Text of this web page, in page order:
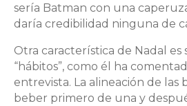
sería Batman con una
daría credibilidad ninguna de
Otra característica de Nadal es
“hábitos”, como él ha
entrevista. La alineación de las
beber primero de una y